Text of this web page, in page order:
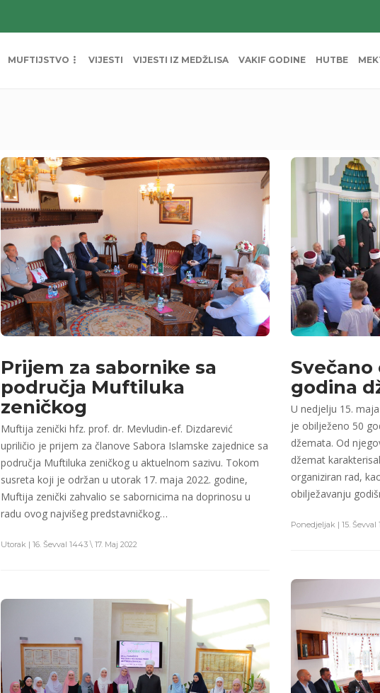
MUFTIJSTVO VIJESTI VIJESTI IZ MEDŽLISA VAKIF GODINE HUTBE
Prijem za sabornike sa
područja Muftiluka
zeničkog
Muftija zenički hfz. prof. dr. Mevludin-ef. Dizdarević
upriličio je prijem za članove Sabora Islamske zajednice sa
područja Muftiluka zeničkog u aktuelnom sazivu. Tokom
susreta koji je održan u utorak 17. maja 2022. godine,
Muftija zenički zahvalio se sabornicima na doprinosu u
radu ovog najvišeg predstavničkog…
Utorak | 16. Ševval 1443 \ 17. Maj 2022
Svečano
godina
U nedjelju 15.
je obilježeno 50
džemata. Od
džemat
organiziran rad,
obilježavanju
Ponedjeljak | 15. Ševval